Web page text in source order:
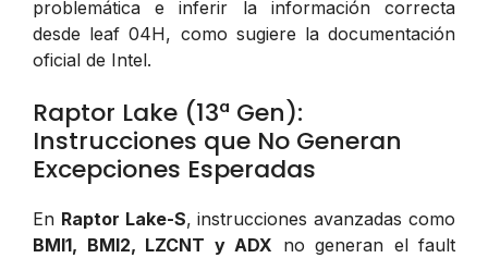
problemática e inferir la información correcta
desde leaf 04H, como sugiere la documentación
oficial de Intel.
Raptor Lake (13ª Gen):
Instrucciones que No Generan
Excepciones Esperadas
En Raptor Lake-S, instrucciones avanzadas como
BMI1, BMI2, LZCNT y ADX no generan el fault